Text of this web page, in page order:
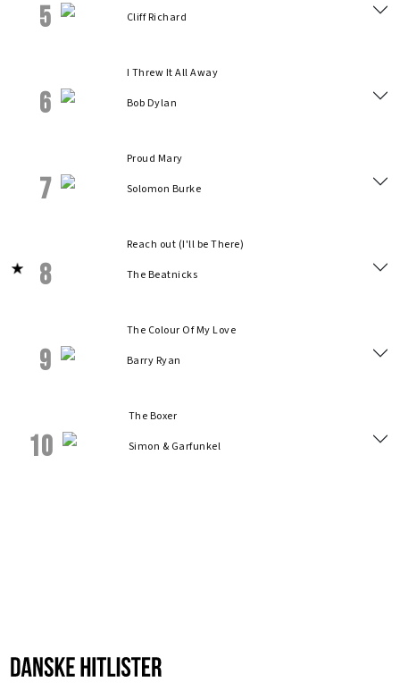
5
Cliff Richard
6
I Threw It All Away
Bob Dylan
7
Proud Mary
Solomon Burke
8
Reach out (I'll be There)
The Beatnicks
9
The Colour Of My Love
Barry Ryan
10
The Boxer
Simon & Garfunkel